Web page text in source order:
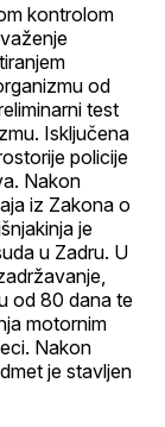
kontrolom
od
test
Isključena
policije
Nakon
iz Zakona o
je
u Zadru. U
od 80 dana te
motornim
Nakon
je stavljen